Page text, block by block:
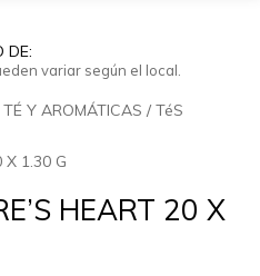
DE:
variar según el local.
TÉ Y AROMÁTICAS /TéS
HEART 20 X